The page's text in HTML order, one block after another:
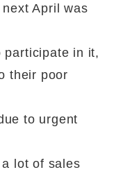
April was
participate in it,
their poor
to urgent
lot of sales